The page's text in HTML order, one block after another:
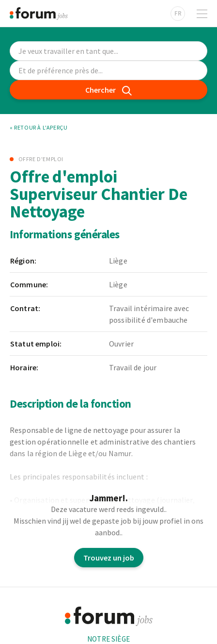
FR
Chercher
« RETOUR À L'APERÇU
OFFRE D'EMPLOI
Offre d'emploi
Superviseur Chantier De
Nettoyage
Informations générales
Région: Liège
Commune: Liège
Contrat:
Travail intérimaire avec
possibilité d'embauche
Statut emploi: Ouvrier
Horaire: Travail de jour
Description de la fonction
Responsable de ligne de nettoyage pour assurer la
gestion opérationnelle et administrative des chantiers
dans la région de Liège et/ou Namur.
Les principales responsabilités incluent :
Organisation et supervision du nettoyage (journalier,
périodique, grands nettoyages) surune ligne de chantiers
définie.•Gestion des remplacements en cas d’absence du
Contact régulier avec les clients, contrôle
qualité et suivi de la satisfaction.•Tâches administratives :
pointage du personnel, encodage des commandes de
gestion des intérimaires et étudiants.
Jammer!.
Deze vacature werd reeds ingevuld..
Misschien vind jij wel de gepaste job bij jouw profiel in ons
aanbod..
Trouvez un job
NOTRE SIÈGE